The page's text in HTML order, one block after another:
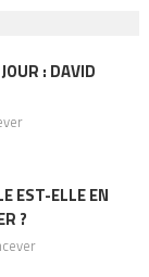
: DAVID
EST-ELLE EN
?